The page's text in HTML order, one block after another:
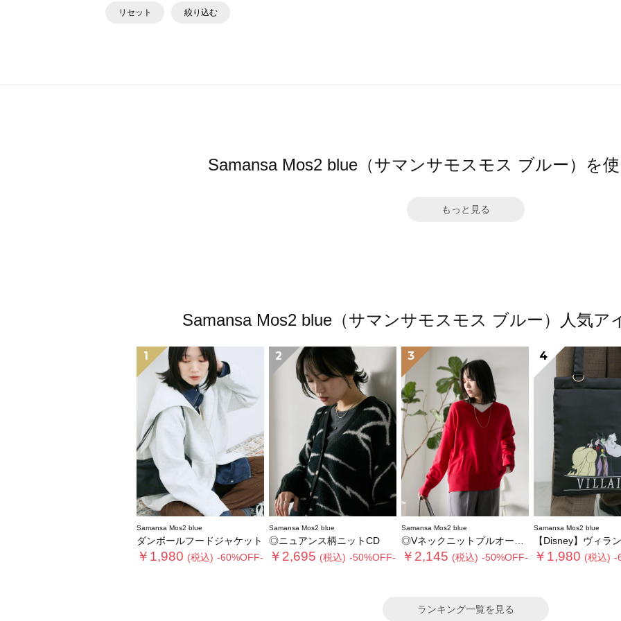
リセット 絞り込む
Samansa Mos2 blue（サマンサモスモス ブルー）を
もっと見る
Samansa Mos2 blue（サマンサモスモス ブルー）人気ア
1
Samansa Mos2 blue
ダンボールフードジャケット
￥1,980 (税込) -60%OFF-
2
Samansa Mos2 blue
◎ニュアンス柄ニットCD
￥2,695 (税込) -50%OFF-
3
Samansa Mos2 blue
◎Vネックニットプルオーバー
￥2,145 (税込) -50%OFF-
4
Samansa Mos2 blue
【Disney】ヴィランズ/トー
￥1,980 (税込) -
ランキング一覧を見る